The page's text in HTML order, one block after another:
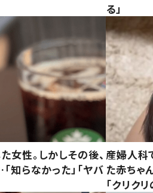
る」
女性。しかしその後、
知らなかった」「ヤバ
産婦人科
た赤ちゃ
「クリク